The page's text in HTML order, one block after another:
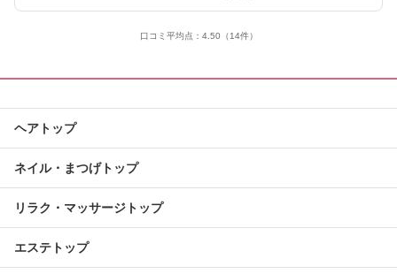
口コミ平均点： 4.50 （14件）
ヘアトップ
ネイル・まつげトップ
リラク・マッサージトップ
エステトップ